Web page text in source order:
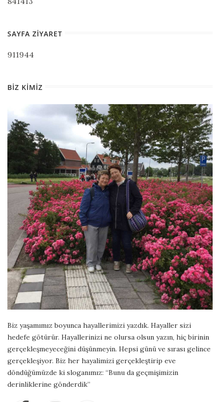
SAYFA ZIYARET
911944
BIZ KIMIZ
Biz yaşamımız boyunca hayallerimizi yazdık. Hayaller sizi
hedefe götürür. Hayallerinizi ne olursa olsun yazın, hiç birinin
gerçekleşmeyeceğini düşünmeyin. Hepsi günü ve sırası gelince
gerçekleşiyor. Biz her hayalimizi gerçekleştirip eve
döndüğümüzde ki sloganımız: “Bunu da geçmişimizin
derinliklerine gönderdik”